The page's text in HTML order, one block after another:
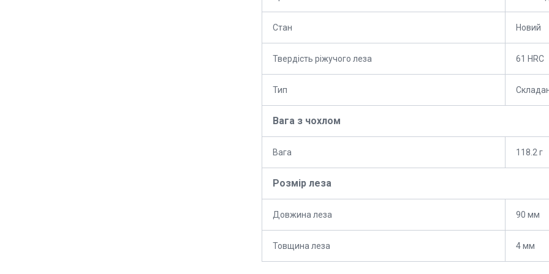
Стан Новий
Твердість ріжучого леза 61 HRC
Тип
Вага з чохлом
Вага 118.2 г
Розмір леза
Довжина леза 90 мм
Товщина леза 4 мм